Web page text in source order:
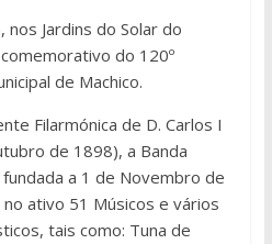
Jardins do Solar do
do 120º
de Machico.
Filarmónica de D. Carlos I
de 1898), a Banda
a 1 de Novembro de
ativo 51 Músicos e vários
tais como: Tuna de